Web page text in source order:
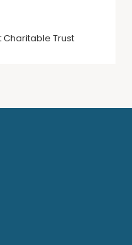
Charitable Trust